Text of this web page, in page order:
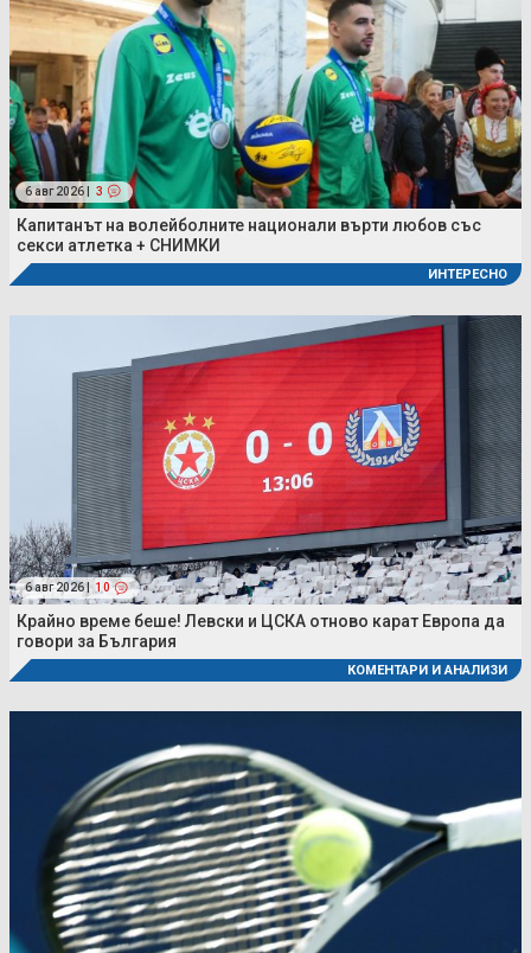
6 авг 2026 | 3
Капитанът на волейболните национали върти любов със
секси атлетка + СНИМКИ
ИНТЕРЕСНО
6 авг 2026 | 10
Крайно време беше! Левски и ЦСКА отново карат Европа да
говори за България
КОМЕНТАРИ И АНАЛИЗИ